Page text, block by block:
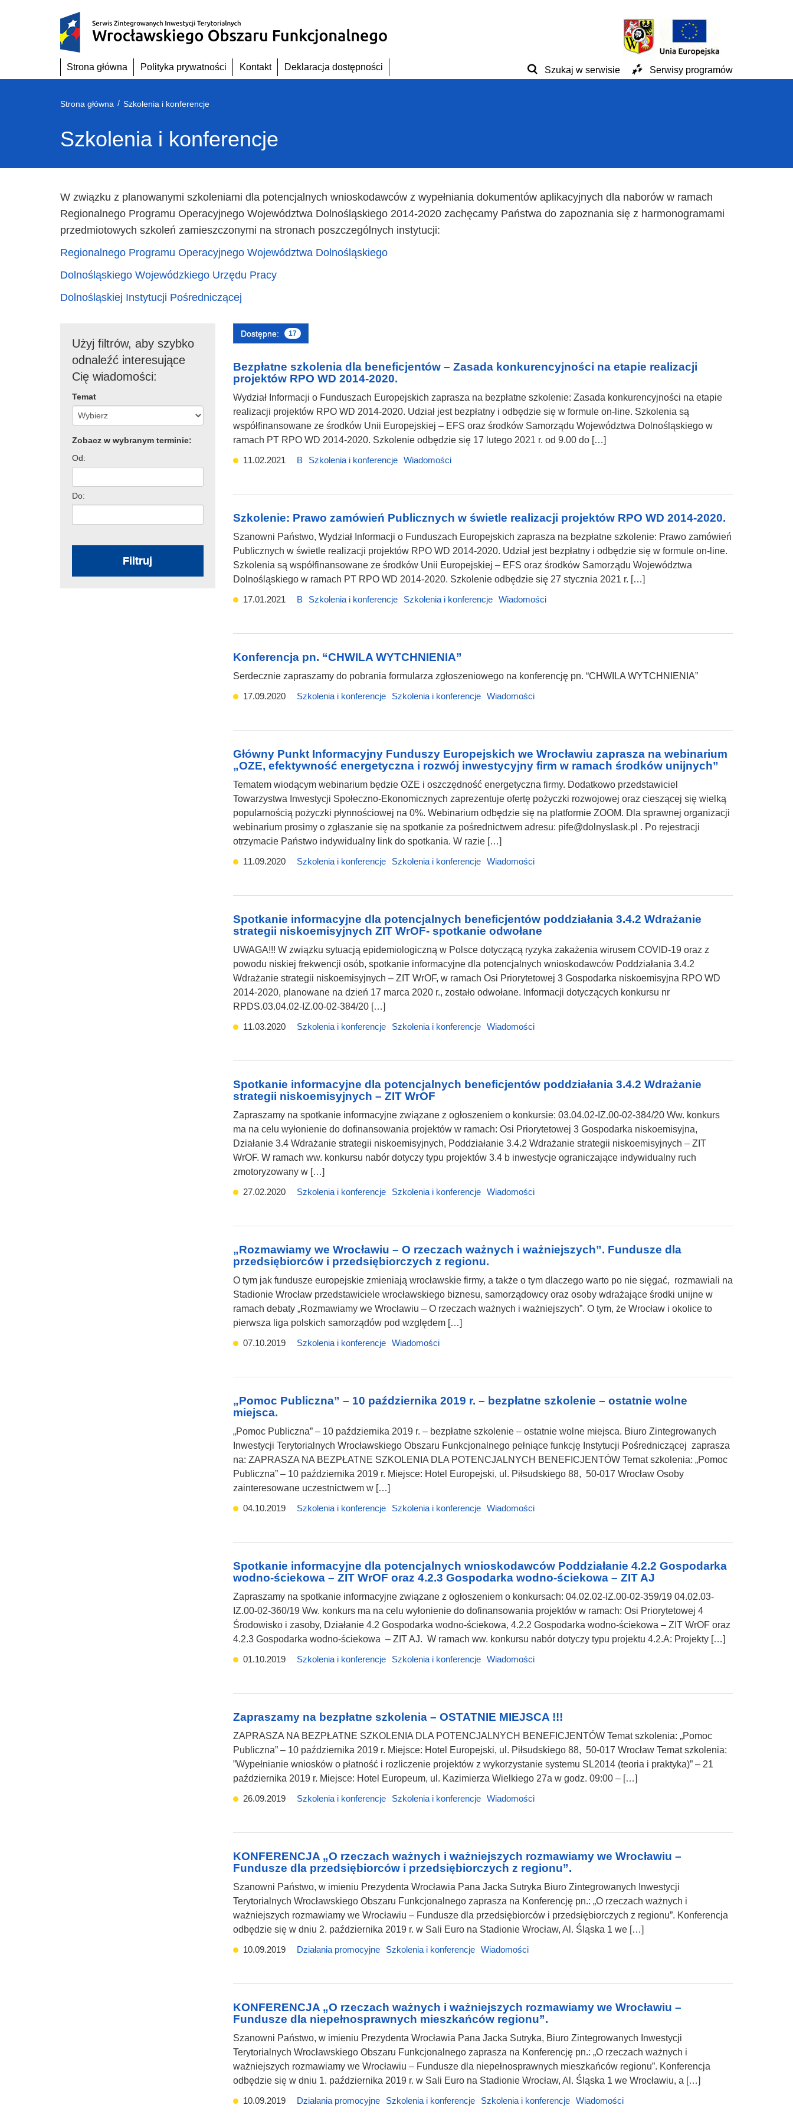
Strona główna Polityka prywatności Kontakt Deklaracja dostępności Szukaj w serwisie Serwisy programów
Strona główna / Szkolenia i konferencje
Szkolenia i konferencje
W związku z planowanymi szkoleniami dla potencjalnych wnioskodawców z wypełniania dokumentów aplikacyjnych dla naborów w ramach
Regionalnego Programu Operacyjnego Województwa Dolnośląskiego 2014-2020 zachęcamy Państwa do zapoznania się z harmonogramami
przedmiotowych szkoleń zamieszczonymi na stronach poszczególnych instytucji:
Regionalnego Programu Operacyjnego Województwa Dolnośląskiego
Dolnośląskiego Wojewódzkiego Urzędu Pracy
Dolnośląskiej Instytucji Pośredniczącej
Użyj filtrów, aby szybko
odnaleźć interesujące
Cię wiadomości:
Temat
Zobacz w wybranym terminie:
Od:
Do:
Filtruj
Dostępne: 17
Bezpłatne szkolenia dla beneficjentów – Zasada konkurencyjności na etapie realizacji
projektów RPO WD 2014-2020.
Wydział Informacji o Funduszach Europejskich zaprasza na bezpłatne szkolenie: Zasada konkurencyjności na etapie
realizacji projektów RPO WD 2014-2020. Udział jest bezpłatny i odbędzie się w formule on-line. Szkolenia są
współfinansowane ze środków Unii Europejskiej – EFS oraz środków Samorządu Województwa Dolnośląskiego w
ramach PT RPO WD 2014-2020. Szkolenie odbędzie się 17 lutego 2021 r. od 9.00 do […]
11.02.2021
B Szkolenia i konferencje Wiadomości
Szkolenie: Prawo zamówień Publicznych w świetle realizacji projektów RPO WD 2014-2020.
Szanowni Państwo, Wydział Informacji o Funduszach Europejskich zaprasza na bezpłatne szkolenie: Prawo zamówień
Publicznych w świetle realizacji projektów RPO WD 2014-2020. Udział jest bezpłatny i odbędzie się w formule on-line.
Szkolenia są współfinansowane ze środków Unii Europejskiej – EFS oraz środków Samorządu Województwa
Dolnośląskiego w ramach PT RPO WD 2014-2020. Szkolenie odbędzie się 27 stycznia 2021 r. […]
17.01.2021
B Szkolenia i konferencje Szkolenia i konferencje Wiadomości
Konferencja pn. “CHWILA WYTCHNIENIA”
Serdecznie zapraszamy do pobrania formularza zgłoszeniowego na konferencję pn. “CHWILA WYTCHNIENIA”
17.09.2020
Szkolenia i konferencje Szkolenia i konferencje Wiadomości
Główny Punkt Informacyjny Funduszy Europejskich we Wrocławiu zaprasza na webinarium
„OZE, efektywność energetyczna i rozwój inwestycyjny firm w ramach środków unijnych”
Tematem wiodącym webinarium będzie OZE i oszczędność energetyczna firmy. Dodatkowo przedstawiciel
Towarzystwa Inwestycji Społeczno-Ekonomicznych zaprezentuje ofertę pożyczki rozwojowej oraz cieszącej się wielką
popularnością pożyczki płynnościowej na 0%. Webinarium odbędzie się na platformie ZOOM. Dla sprawnej organizacji
webinarium prosimy o zgłaszanie się na spotkanie za pośrednictwem adresu: pife@dolnyslask.pl . Po rejestracji
otrzymacie Państwo indywidualny link do spotkania. W razie […]
11.09.2020
Szkolenia i konferencje Szkolenia i konferencje Wiadomości
Spotkanie informacyjne dla potencjalnych beneficjentów poddziałania 3.4.2 Wdrażanie
strategii niskoemisyjnych ZIT WrOF- spotkanie odwołane
UWAGA!!! W związku sytuacją epidemiologiczną w Polsce dotyczącą ryzyka zakażenia wirusem COVID-19 oraz z
powodu niskiej frekwencji osób, spotkanie informacyjne dla potencjalnych wnioskodawców Poddziałania 3.4.2
Wdrażanie strategii niskoemisyjnych – ZIT WrOF, w ramach Osi Priorytetowej 3 Gospodarka niskoemisyjna RPO WD
2014-2020, planowane na dzień 17 marca 2020 r., zostało odwołane. Informacji dotyczących konkursu nr
RPDS.03.04.02-IZ.00-02-384/20 […]
11.03.2020
Szkolenia i konferencje Szkolenia i konferencje Wiadomości
Spotkanie informacyjne dla potencjalnych beneficjentów poddziałania 3.4.2 Wdrażanie
strategii niskoemisyjnych – ZIT WrOF
Zapraszamy na spotkanie informacyjne związane z ogłoszeniem o konkursie: 03.04.02-IZ.00-02-384/20 Ww. konkurs
ma na celu wyłonienie do dofinansowania projektów w ramach: Osi Priorytetowej 3 Gospodarka niskoemisyjna,
Działanie 3.4 Wdrażanie strategii niskoemisyjnych, Poddziałanie 3.4.2 Wdrażanie strategii niskoemisyjnych – ZIT
WrOF. W ramach ww. konkursu nabór dotyczy typu projektów 3.4 b inwestycje ograniczające indywidualny ruch
zmotoryzowany w […]
27.02.2020
Szkolenia i konferencje Szkolenia i konferencje Wiadomości
„Rozmawiamy we Wrocławiu – O rzeczach ważnych i ważniejszych”. Fundusze dla
przedsiębiorców i przedsiębiorczych z regionu.
O tym jak fundusze europejskie zmieniają wrocławskie firmy, a także o tym dlaczego warto po nie sięgać, rozmawiali na
Stadionie Wrocław przedstawiciele wrocławskiego biznesu, samorządowcy oraz osoby wdrażające środki unijne w
ramach debaty „Rozmawiamy we Wrocławiu – O rzeczach ważnych i ważniejszych”. O tym, że Wrocław i okolice to
pierwsza liga polskich samorządów pod względem […]
07.10.2019
Szkolenia i konferencje Wiadomości
„Pomoc Publiczna” – 10 października 2019 r. – bezpłatne szkolenie – ostatnie wolne
miejsca.
„Pomoc Publiczna” – 10 października 2019 r. – bezpłatne szkolenie – ostatnie wolne miejsca. Biuro Zintegrowanych
Inwestycji Terytorialnych Wrocławskiego Obszaru Funkcjonalnego pełniące funkcję Instytucji Pośredniczącej zaprasza
na: ZAPRASZA NA BEZPŁATNE SZKOLENIA DLA POTENCJALNYCH BENEFICJENTÓW Temat szkolenia: „Pomoc
Publiczna” – 10 października 2019 r. Miejsce: Hotel Europejski, ul. Piłsudskiego 88, 50-017 Wrocław Osoby
zainteresowane uczestnictwem w […]
04.10.2019
Szkolenia i konferencje Szkolenia i konferencje Wiadomości
Spotkanie informacyjne dla potencjalnych wnioskodawców Poddziałanie 4.2.2 Gospodarka
wodno-ściekowa – ZIT WrOF oraz 4.2.3 Gospodarka wodno-ściekowa – ZIT AJ
Zapraszamy na spotkanie informacyjne związane z ogłoszeniem o konkursach: 04.02.02-IZ.00-02-359/19 04.02.03-
IZ.00-02-360/19 Ww. konkurs ma na celu wyłonienie do dofinansowania projektów w ramach: Osi Priorytetowej 4
Środowisko i zasoby, Działanie 4.2 Gospodarka wodno-ściekowa, 4.2.2 Gospodarka wodno-ściekowa – ZIT WrOF oraz
4.2.3 Gospodarka wodno-ściekowa – ZIT AJ. W ramach ww. konkursu nabór dotyczy typu projektu 4.2.A: Projekty […]
01.10.2019
Szkolenia i konferencje Szkolenia i konferencje Wiadomości
Zapraszamy na bezpłatne szkolenia – OSTATNIE MIEJSCA !!!
ZAPRASZA NA BEZPŁATNE SZKOLENIA DLA POTENCJALNYCH BENEFICJENTÓW Temat szkolenia: „Pomoc
Publiczna” – 10 października 2019 r. Miejsce: Hotel Europejski, ul. Piłsudskiego 88, 50-017 Wrocław Temat szkolenia:
”Wypełnianie wniosków o płatność i rozliczenie projektów z wykorzystanie systemu SL2014 (teoria i praktyka)” – 21
października 2019 r. Miejsce: Hotel Europeum, ul. Kazimierza Wielkiego 27a w godz. 09:00 – […]
26.09.2019
Szkolenia i konferencje Szkolenia i konferencje Wiadomości
KONFERENCJA „O rzeczach ważnych i ważniejszych rozmawiamy we Wrocławiu –
Fundusze dla przedsiębiorców i przedsiębiorczych z regionu”.
Szanowni Państwo, w imieniu Prezydenta Wrocławia Pana Jacka Sutryka Biuro Zintegrowanych Inwestycji
Terytorialnych Wrocławskiego Obszaru Funkcjonalnego zaprasza na Konferencję pn.: „O rzeczach ważnych i
ważniejszych rozmawiamy we Wrocławiu – Fundusze dla przedsiębiorców i przedsiębiorczych z regionu”. Konferencja
odbędzie się w dniu 2. października 2019 r. w Sali Euro na Stadionie Wrocław, Al. Śląska 1 we […]
10.09.2019
Działania promocyjne Szkolenia i konferencje Wiadomości
KONFERENCJA „O rzeczach ważnych i ważniejszych rozmawiamy we Wrocławiu –
Fundusze dla niepełnosprawnych mieszkańców regionu”.
Szanowni Państwo, w imieniu Prezydenta Wrocławia Pana Jacka Sutryka, Biuro Zintegrowanych Inwestycji
Terytorialnych Wrocławskiego Obszaru Funkcjonalnego zaprasza na Konferencję pn.: „O rzeczach ważnych i
ważniejszych rozmawiamy we Wrocławiu – Fundusze dla niepełnosprawnych mieszkańców regionu”. Konferencja
odbędzie się w dniu 1. października 2019 r. w Sali Euro na Stadionie Wrocław, Al. Śląska 1 we Wrocławiu, a […]
10.09.2019
Działania promocyjne Szkolenia i konferencje Szkolenia i konferencje Wiadomości